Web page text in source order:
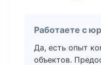
Работаете с
Да, есть опыт
объектов.